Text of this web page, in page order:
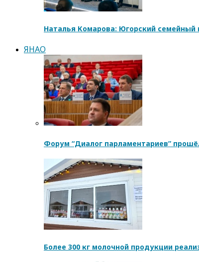
Наталья Комарова: Югорский семейный
ЯНАО
Форум “Диалог парламентариев”
Более 300 кг молочной продукции